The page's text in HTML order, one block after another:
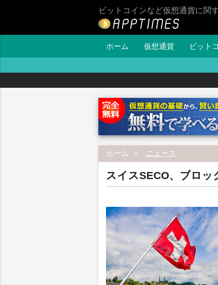
ビットコインなど仮想通貨に関
ホーム 仮想通貨 ビット
ホーム ニュース
スイスSECO、ブロ